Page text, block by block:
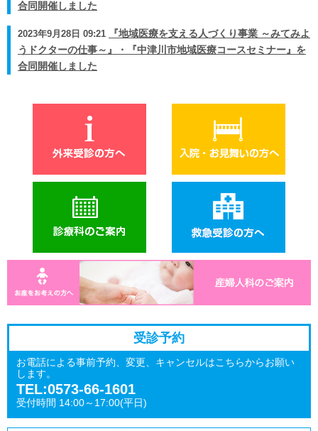
合同開催しました
2023年9月28日 09:21
『地域医療を支える人づくり事業 ～みてみよ
うドクターの仕事～』・『中津川市地域医療コースセミナー』を
合同開催しました
受診予約
お電話による事前予約、変更、キャンセルはこちらからお願い
します。
TEL:0573-66-1601
受付時間 14:00～17:00(平日)